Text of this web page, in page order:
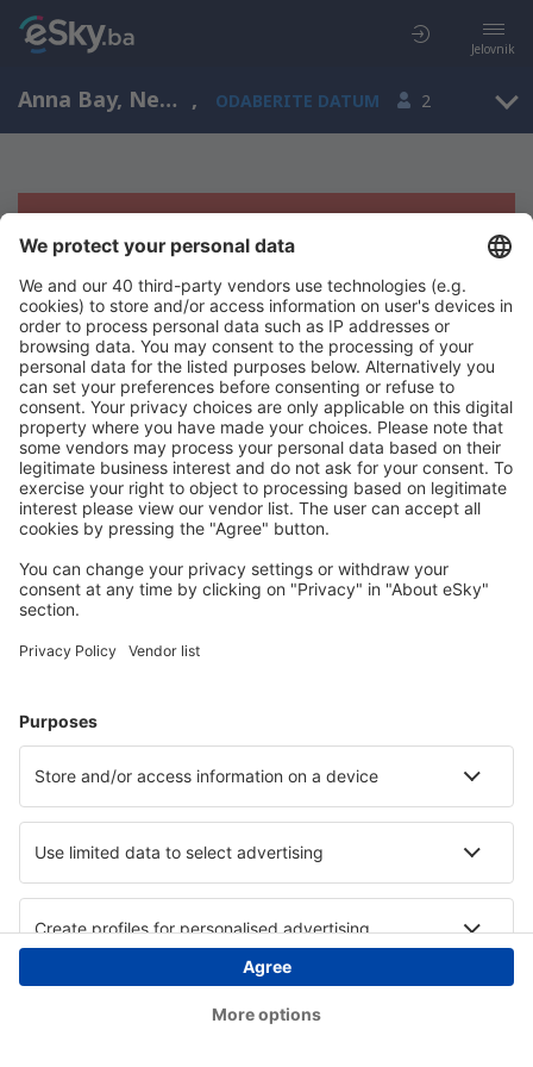
Jelovnik
Anna Bay, New South Wales, Australija , ODABERITE DATUM 2
Žao nam je, ne možemo da prikažemo
rezultate
Pokušajte još jednom kad izaberete druge kriterijume
Copyright © eSky.ba. Sva prava zadržana.